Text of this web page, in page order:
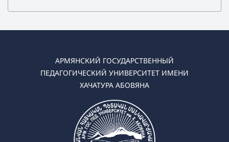
✔ Бакалавриат
✔ Магистратура
➜ Дошкольная педагогика и методика (Очная,
➜ Начальная педагогика и методик
АРМЯНСКИЙ ГОСУДАРСТВЕННЫЙ
ПЕДАГОГИЧЕСКИЙ УНИВЕРСИТЕТ ИМЕНИ
ХАЧАТУРА АБОВЯНА